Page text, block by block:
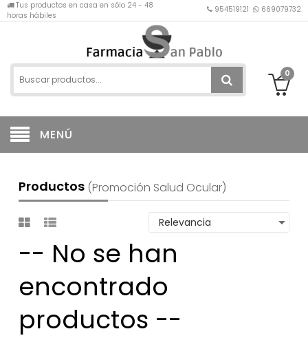
Tus productos en casa en sólo 24 - 48
horas hábiles
954519121 669079732
0
MENÚ
Productos (promoción Salud Ocular)
-- No se han
encontrado
productos --